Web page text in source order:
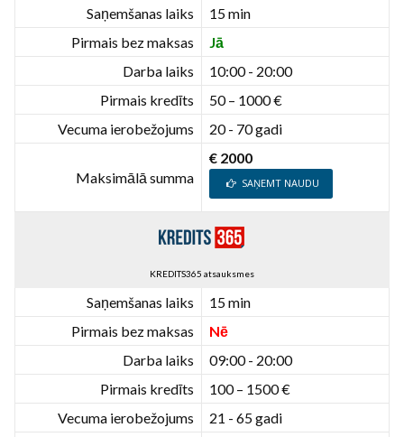
Saņemšanas laiks
15 min
Pirmais bez maksas
Jā
Darba laiks
10:00 - 20:00
Pirmais kredīts
50 – 1000 €
Vecuma ierobežojums
20 - 70 gadi
Maksimālā summa
€ 2000
SAŅEMT NAUDU
KREDITS365 atsauksmes
Saņemšanas laiks
15 min
Pirmais bez maksas
Nē
Darba laiks
09:00 - 20:00
Pirmais kredīts
100 – 1500 €
Vecuma ierobežojums
21 - 65 gadi